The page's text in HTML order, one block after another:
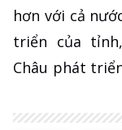
hơn với cả
triển của
Châu phát